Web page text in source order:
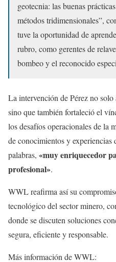
geotecnia: las buenas
métodos tridimensionales”,
tuve la oportunidad de
rubro, como gerentes de
bombeo y el reconocido
La intervención de Pérez no
sino que también fortaleció el
los desafíos operacionales de la
de conocimientos y experiencias
palabras, «muy enriquecedor
profesional».
WWL reafirma así su
tecnológico del sector minero,
donde se discuten soluciones
segura, eficiente y responsable.
Más información de WWL: